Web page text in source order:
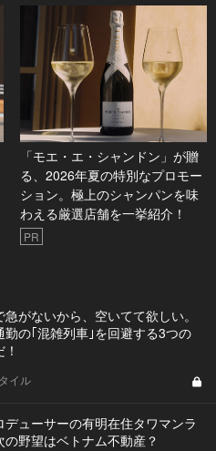
「モエ・エ・シャンドン」が贈
る、2026年夏の特別なプロモー
ション。極上のシャンパンを味
わえる厳選店舗を一挙紹介！
PR
急がないから、空いてて欲しい。
勤の｢混雑列車｣を回避する3つの
イル
デューサーの有明在住タワマンラ
の野望はベトナム不動産？